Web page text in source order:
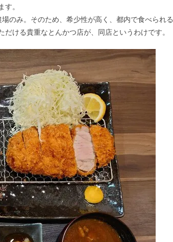
。
のみ。そのため、希少性が高く、都内で食べられる
ける貴重なとんかつ店が、同店というわけです。